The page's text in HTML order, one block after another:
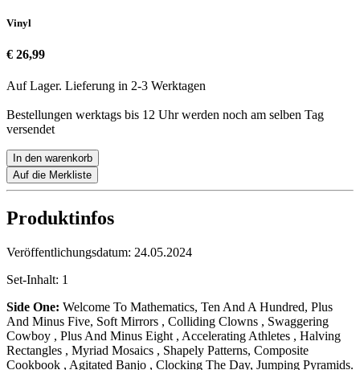
Vinyl
€ 26,99
Auf Lager. Lieferung in 2-3 Werktagen
Bestellungen werktags bis 12 Uhr werden noch am selben Tag
versendet
In den warenkorb
Auf die Merkliste
Produktinfos
Veröffentlichungsdatum: 24.05.2024
Set-Inhalt: 1
Side One: Welcome To Mathematics, Ten And A Hundred, Plus
And Minus Five, Soft Mirrors , Colliding Clowns , Swaggering
Cowboy , Plus And Minus Eight , Accelerating Athletes , Halving
Rectangles , Myriad Mosaics , Shapely Patterns, Composite
Cookbook , Agitated Banjo , Clocking The Day, Jumping Pyramids.